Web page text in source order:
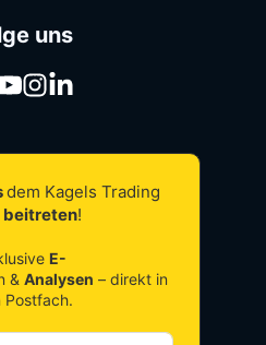
uns
dem Kagels Trading
beitreten!
E-
& Analysen – direkt in
Postfach.